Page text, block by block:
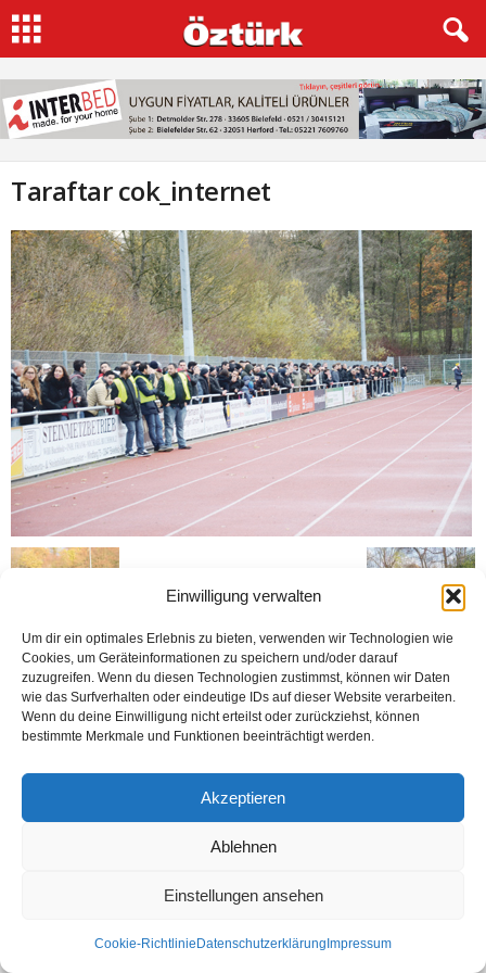
Einwilligung verwalten
Um dir ein optimales Erlebnis zu bieten, verwenden wir Technologien wie
Cookies, um Geräteinformationen zu speichern und/oder darauf
zuzugreifen. Wenn du diesen Technologien zustimmst, können wir Daten
wie das Surfverhalten oder eindeutige IDs auf dieser Website verarbeiten.
Wenn du deine Einwilligung nicht erteilst oder zurückziehst, können
bestimmte Merkmale und Funktionen beeinträchtigt werden.
Akzeptieren
Ablehnen
Einstellungen ansehen
Cookie-Richtlinie Datenschutzerklärung Impressum
Taraftar cok_internet
Kontakt Datenschutzerklärung
Impressum
© Öztürk Gazetesi 1986 – 2026